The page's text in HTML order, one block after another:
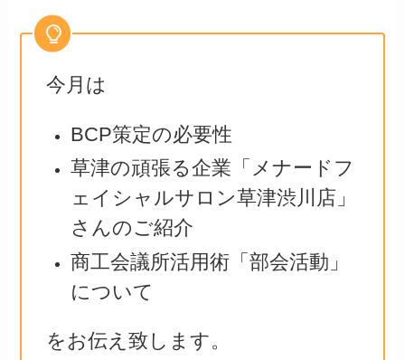
今月は
BCP策定の必要性
草津の頑張る企業「メナードフ
ェイシャルサロン草津渋川店」
さんのご紹介
商工会議所活用術「部会活動」
について
をお伝え致します。